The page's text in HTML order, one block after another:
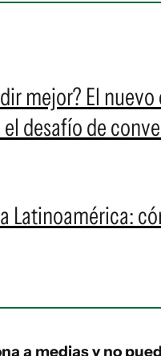
mejor? El
desafío de
Latinoamérica:
a medias y no